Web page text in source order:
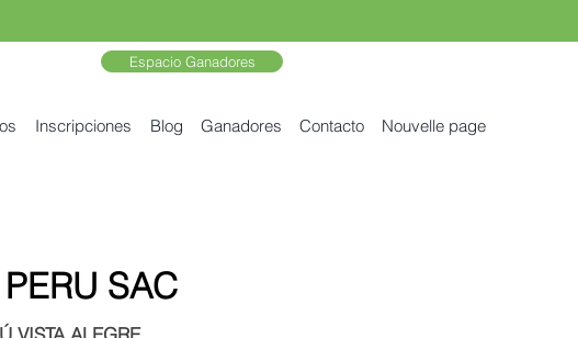
Espacio Ganadores
Inscripciones Blog Ganadores Contacto Nouvelle page
SAC